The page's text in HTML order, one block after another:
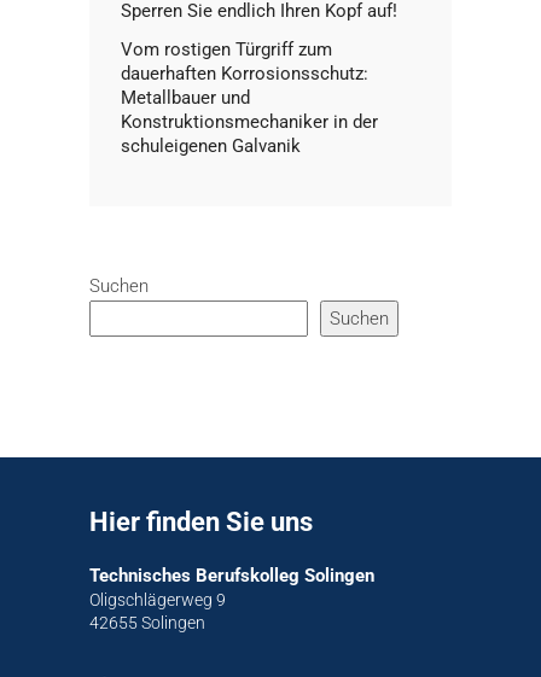
Sperren Sie endlich Ihren Kopf auf!
Vom rostigen Türgriff zum
dauerhaften Korrosionsschutz:
Metallbauer und
Konstruktionsmechaniker in der
schuleigenen Galvanik
Suchen
Suchen
Hier finden Sie uns
Technisches Berufskolleg Solingen
Oligschlägerweg 9
42655 Solingen